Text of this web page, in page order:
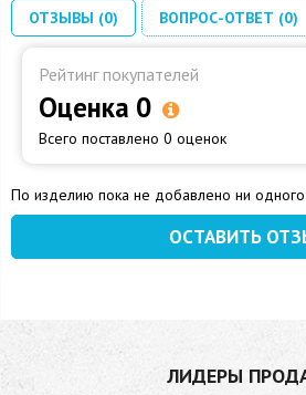
ОТЗЫВЫ (0) ВОПРОС-ОТВЕТ (0)
Рейтинг покупателей
Оценка 0
Всего поставлено 0 оценок
По изделию пока не добавлено ни одного
ОСТАВИТЬ
ЛИДЕРЫ